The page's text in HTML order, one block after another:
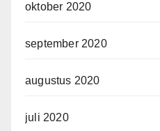
oktober 2020
september 2020
augustus 2020
juli 2020